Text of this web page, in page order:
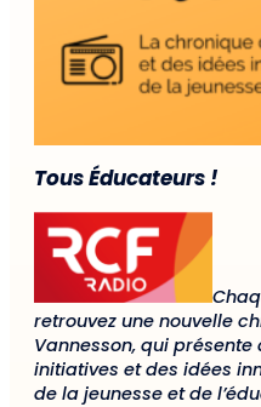
Tous Éducateurs !
retrouvez une nouvelle
Vannesson, qui présente
initiatives et des idées
de la jeunesse et de